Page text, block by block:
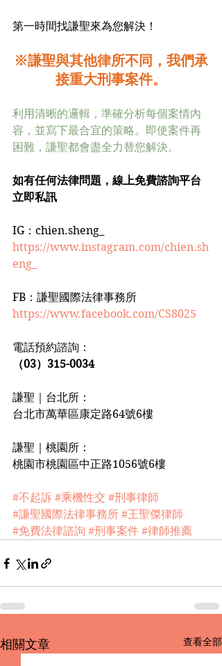
第一時間找謙聖來為您解決！﻿
※謙聖與其他律所不同，我們承
接重大刑事案件。
利用清晰的邏輯，準確分析每個案情內
容，並寫下最合宜的策略。即使案件再
困難，謙聖都會盡全力替您解決。
如有任何法律問題，線上免費諮詢平台
立即私訊
IG：chien.sheng_
https://www.instagram.com/chien.sh
eng_
FB：謙聖國際法律事務所
https://www.facebook.com/CS8025
電話預約諮詢：
（03）315-0034
謙聖｜台北所：
台北市萬華區康定路64號6樓
謙聖｜桃園所：
桃園市桃園區中正路1056號6樓
#不起訴 #乘機性交 #刑事律師
#謙聖國際法律事務所 #王聖傑律師
#免費法律諮詢 #刑事案件 #律師推薦
相關文章 查看全部